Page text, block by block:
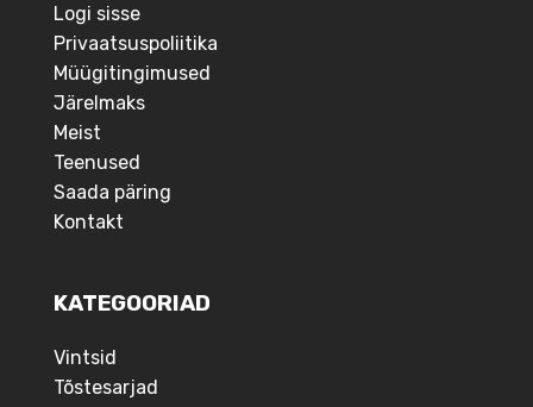
Logi sisse
Privaatsuspoliitika
Müügitingimused
Järelmaks
Meist
Teenused
Saada päring
Kontakt
KATEGOORIAD
Vintsid
Tõstesarjad